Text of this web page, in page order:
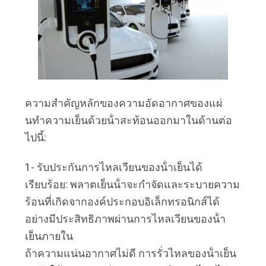
BLOG
ใบ
เสนอ
ราคา
แผนผัง
เว็บไซต์
ความสําคัญหลักของความอัดอากาศของแผ่
นทําความเย็นด้วยน้ําสะท้อนออกมาในด้านต่อ
ไปนี้:
1- รับประกันการไหลเวียนของน้ําเย็นได้
เรียบร้อย: พลาตเย็นน้ําจะกําจัดและระบายความ
ร้อนที่เกิดจากองค์ประกอบอิเล็กทรอนิกส์ได้
อย่างมีประสิทธิภาพผ่านการไหลเวียนของน้ํา
เย็นภายใน
ถ้าความแน่นอากาศไม่ดี การรั่วไหลของน้ําเย็น